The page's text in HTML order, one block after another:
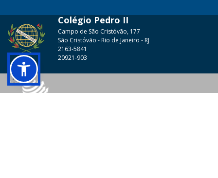
Colégio Pedro II
Campo de São Cristóvão, 177
São Cristóvão - Rio de Janeiro - RJ
2163-5841
20921-903